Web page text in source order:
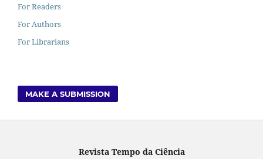
For Readers
For Authors
For Librarians
MAKE A SUBMISSION
Revista Tempo da Ciência